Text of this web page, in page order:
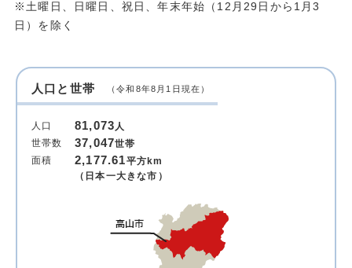
※土曜日、日曜日、祝日、年末年始（12月29日から1月3
日）を除く
人口と世帯 （令和8年8月1日現在）
人口 81,073人
世帯数
37,047世帯
面積
2,177.61平方km
（日本一大きな市）